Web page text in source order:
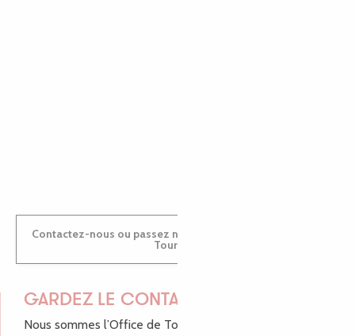
Contactez-nous ou passez nous voir dans nos Offices de
Tourisme
GARDEZ LE CONTACT !
Nous sommes l’Office de Tourisme Bretagne - Côte de